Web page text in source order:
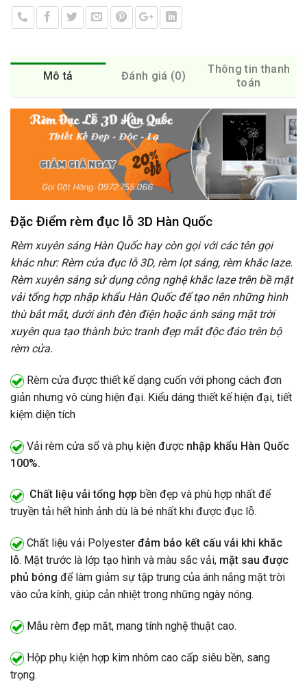
Mô tả Đánh giá (0)
Thông tin thanh
toán
Đặc Điểm rèm đục lỗ 3D Hàn Quốc
Rèm xuyên sáng Hàn Quốc hay còn gọi với các tên gọi
khác như: Rèm cửa đục lỗ 3D, rèm lọt sáng, rèm khắc laze.
Rèm xuyên sáng sử dụng công nghệ khắc laze trên bề mặt
vải tổng hợp nhập khẩu Hàn Quốc để tạo nên những hình
thù bắt mắt, dưới ánh đèn điện hoặc ánh sáng mặt trời
xuyên qua tạo thành bức tranh đẹp mắt độc đáo trên bộ
rèm cửa.
Rèm cửa được thiết kế dạng cuốn với phong cách đơn
giản nhưng vô cùng hiện đại. Kiểu dáng thiết kế hiện đại, tiết
kiệm diện tích
Vải rèm cửa sổ và phụ kiện được nhập khẩu Hàn Quốc
100%.
Chất liệu vải tổng hợp bền đẹp và phù hợp nhất để
truyền tải hết hình ảnh dù là bé nhất khi được đục lỗ.
Chất liệu vải Polyester đảm bảo kết cấu vải khi khắc
lỗ. Mặt trước là lớp tạo hình và màu sắc vải, mặt sau được
phủ bóng để làm giảm sự tập trung của ánh nắng mặt trời
vào cửa kính, giúp cản nhiệt trong những ngày nóng.
Mẫu rèm đẹp mắt, mang tính nghệ thuật cao.
Hộp phụ kiện hợp kim nhôm cao cấp siêu bền, sang
trọng.